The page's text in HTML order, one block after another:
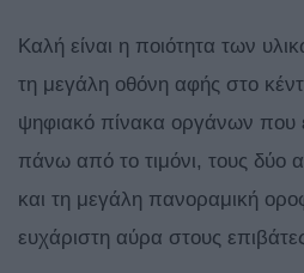
Καλή είναι η ποιότητα των
τη μεγάλη οθόνη αφής στο
ψηφιακό πίνακα οργάνων που
πάνω από το τιμόνι, τους δύο
και τη μεγάλη πανοραμική
ευχάριστη αύρα στους